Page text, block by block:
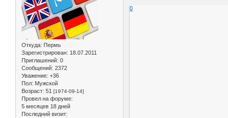
Откуда: Пермь
Зарегистрирован: 18.07.2011
Приглашений: 0
Сообщений: 2372
Уважение: +36
Пол: Мужской
Возраст: 51 [1974-09-14]
Провел на форуме:
5 месяцев 18 дней
Последний визит:
0